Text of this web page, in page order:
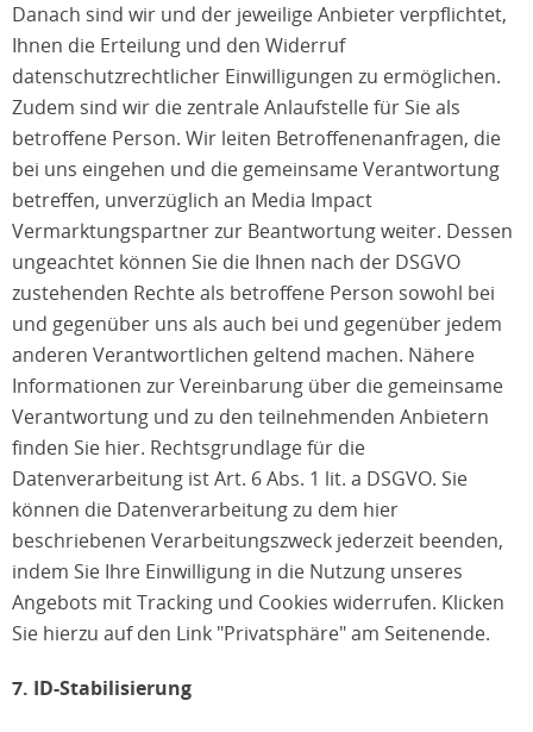
Danach sind wir und der jeweilige Anbieter verpflichtet,
Ihnen die Erteilung und den Widerruf
datenschutzrechtlicher Einwilligungen zu ermöglichen.
Zudem sind wir die zentrale Anlaufstelle für Sie als
betroffene Person. Wir leiten Betroffenenanfragen, die
bei uns eingehen und die gemeinsame Verantwortung
betreffen, unverzüglich an Media Impact
Vermarktungspartner zur Beantwortung weiter. Dessen
ungeachtet können Sie die Ihnen nach der DSGVO
zustehenden Rechte als betroffene Person sowohl bei
und gegenüber uns als auch bei und gegenüber jedem
anderen Verantwortlichen geltend machen. Nähere
Informationen zur Vereinbarung über die gemeinsame
Verantwortung und zu den teilnehmenden Anbietern
finden Sie hier. Rechtsgrundlage für die
Datenverarbeitung ist Art. 6 Abs. 1 lit. a DSGVO. Sie
können die Datenverarbeitung zu dem hier
beschriebenen Verarbeitungszweck jederzeit beenden,
indem Sie Ihre Einwilligung in die Nutzung unseres
Angebots mit Tracking und Cookies widerrufen. Klicken
Sie hierzu auf den Link "Privatsphäre" am Seitenende.
7. ID-Stabilisierung